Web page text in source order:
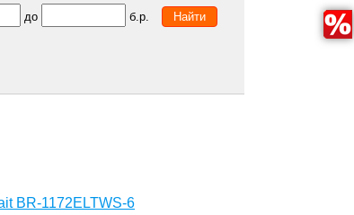
до б.р.
BR-1172ELTWS-6